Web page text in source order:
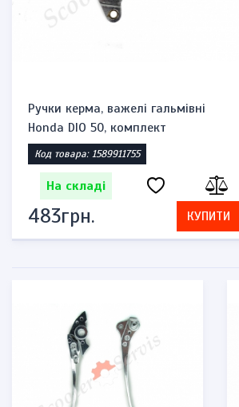
Ручки керма, важелі гальмівні
Honda DIO 50, комплект
Код товара: 1589911755
На складі
483грн. КУПИТИ